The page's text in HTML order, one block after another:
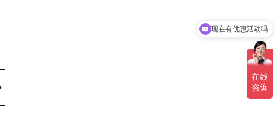
现在有优惠活动吗